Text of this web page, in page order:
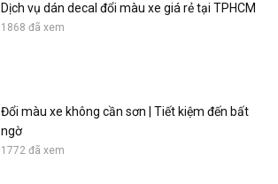
Dịch vụ dán decal đổi màu xe giá rẻ tại TPHCM
1868 đã xem
Đổi màu xe không cần sơn | Tiết kiệm đến bất
ngờ
1772 đã xem